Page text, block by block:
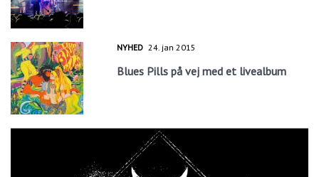
NYHED 24. jan 2015
Blues Pills på vej med et livealbum